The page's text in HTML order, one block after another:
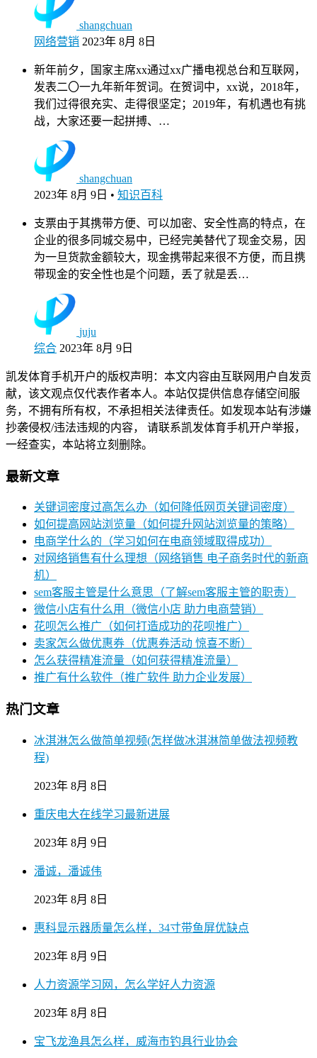
shangchuan
网络营销 2023年 8月 8日
新年前夕，国家主席xx通过xx广播电视总台和互联网，
发表二〇一九年新年贺词。在贺词中，xx说，2018年，
我们过得很充实、走得很坚定；2019年，有机遇也有挑
战，大家还要一起拼搏、…
shangchuan
2023年 8月 9日 • 知识百科
支票由于其携带方便、可以加密、安全性高的特点，在
企业的很多同城交易中，已经完美替代了现金交易，因
为一旦货款金额较大，现金携带起来很不方便，而且携
带现金的安全性也是个问题，丢了就是丢…
juju
综合 2023年 8月 9日
凯发体育手机开户的版权声明：本文内容由互联网用户自发贡
献，该文观点仅代表作者本人。本站仅提供信息存储空间服
务，不拥有所有权，不承担相关法律责任。如发现本站有涉嫌
抄袭侵权/违法违规的内容， 请联系凯发体育手机开户举报，
一经查实，本站将立刻删除。
最新文章
关键词密度过高怎么办（如何降低网页关键词密度）
如何提高网站浏览量（如何提升网站浏览量的策略）
电商学什么的（学习如何在电商领域取得成功）
对网络销售有什么理想（网络销售 电子商务时代的新商
机）
sem客服主管是什么意思（了解sem客服主管的职责）
微信小店有什么用（微信小店 助力电商营销）
花呗怎么推广（如何打造成功的花呗推广）
卖家怎么做优惠券（优惠券活动 惊喜不断）
怎么获得精准流量（如何获得精准流量）
推广有什么软件（推广软件 助力企业发展）
热门文章
冰淇淋怎么做简单视频(怎样做冰淇淋简单做法视频教
程)
2023年 8月 8日
重庆电大在线学习最新进展
2023年 8月 9日
潘诚，潘诚伟
2023年 8月 8日
惠科显示器质量怎么样，34寸带鱼屏优缺点
2023年 8月 9日
人力资源学习网，怎么学好人力资源
2023年 8月 8日
宝飞龙渔具怎么样，威海市钓具行业协会